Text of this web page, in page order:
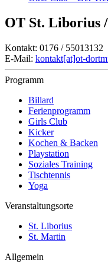
OT St. Liborius
Kontakt: 0176 / 55013132
E-Mail: kontakt[at]ot-
Programm
Billard
Ferienprogramm
Girls Club
Kicker
Kochen & Backen
Playstation
Soziales Training
Tischtennis
Yoga
Veranstaltungsorte
St. Liborius
St. Martin
Allgemein